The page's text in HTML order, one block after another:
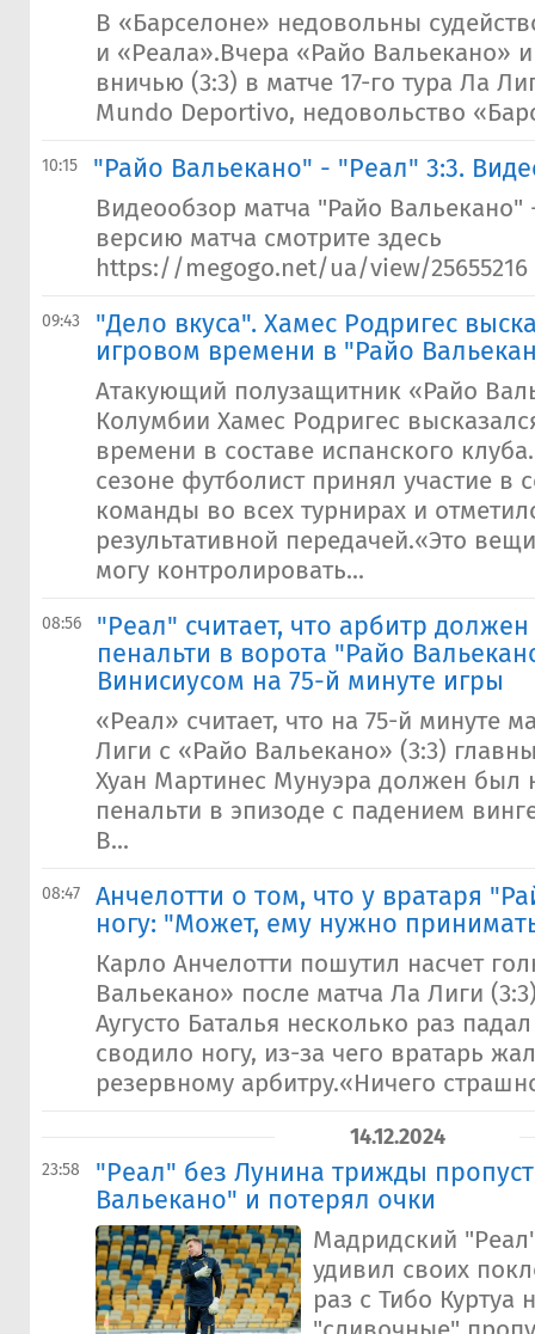
В «Барселоне» недовольны
и «Реала».Вчера «Райо Вальекано»
вничью (3:3) в матче 17-го тура Ла
Mundo Deportivo, недовольство
10:15 "Райо Вальекано" - "Реал" 3:3.
Видеообзор матча "Райо
версию матча смотрите здесь
https://megogo.net/ua/view/25655216
09:43
"Дело вкуса". Хамес Родригес
игровом времени в "Райо
Атакующий полузащитник «Райо
Колумбии Хамес Родригес
времени в составе испанского
сезоне футболист принял участие в
команды во всех турнирах и
результативной передачей.«Это
могу контролировать...
08:56
"Реал" считает, что арбитр
пенальти в ворота "Райо
Винисиусом на 75-й минуте игры
«Реал» считает, что на 75-й минуте
Лиги с «Райо Вальекано» (3:3)
Хуан Мартинес Мунуэра должен был
пенальти в эпизоде с падением
В...
08:47
Анчелотти о том, что у вратаря
ногу: "Может, ему нужно
Карло Анчелотти пошутил насчет
Вальекано» после матча Ла Лиги
Аугусто Баталья несколько раз
сводило ногу, из-за чего вратарь
резервному арбитру.«Ничего
14.12.2024
23:58
"Реал" без Лунина трижды
Вальекано" и потерял очки
Мадридский
удивил своих
раз с Тибо Куртуа